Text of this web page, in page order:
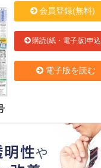
会員登録(無料)
購読(紙・電子版)申込
電子版を読む